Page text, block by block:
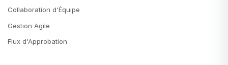
Collaboration d'Équipe
Gestion Agile
Flux d'Approbation